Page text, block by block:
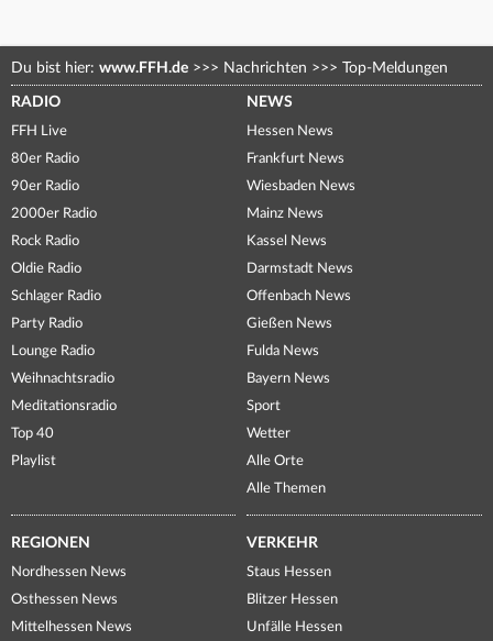
Du bist hier: www.FFH.de >>> Nachrichten >>> Top-Meldungen
RADIO
FFH Live
80er Radio
90er Radio
2000er Radio
Rock Radio
Oldie Radio
Schlager Radio
Party Radio
Lounge Radio
Weihnachtsradio
Meditationsradio
Top 40
Playlist
NEWS
Hessen News
Frankfurt News
Wiesbaden News
Mainz News
Kassel News
Darmstadt News
Offenbach News
Gießen News
Fulda News
Bayern News
Sport
Wetter
Alle Orte
Alle Themen
REGIONEN
Nordhessen News
Osthessen News
Mittelhessen News
VERKEHR
Staus Hessen
Blitzer Hessen
Unfälle Hessen